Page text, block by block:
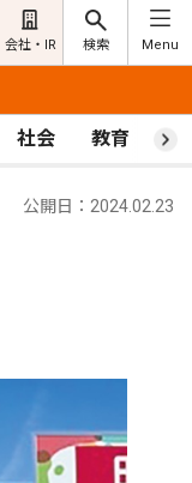
会社・IR 検索 Menu
社会 教育 ス
公開日：2024.02.23